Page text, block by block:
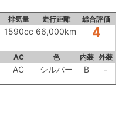
排気量 走行距離 総合評価
1590cc 66,000km 4
AC 色 内装 外装
AC シルバー B -